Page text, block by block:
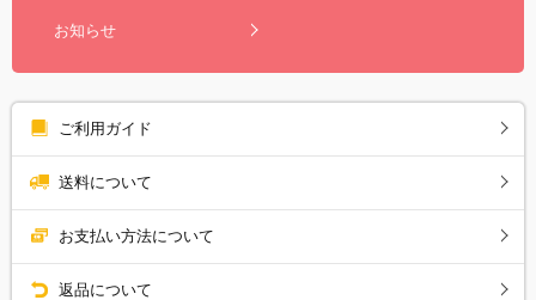
お知らせ
ご利用ガイド
送料について
お支払い方法について
返品について